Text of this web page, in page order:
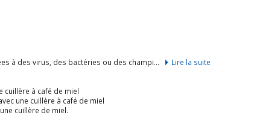
L’aromathérapie est très efficace pour toutes les infections, qu’elles soient liées à des virus, des bactéries ou des champignons. On a donc une bonne indication des huiles essentielles dans l’ensemble des infections respiratoires et dans le rhume de cerveau ou coryza aigu.
cuillère à café de miel
une cuillère à café de miel
cuillère de miel.
Lire la suite